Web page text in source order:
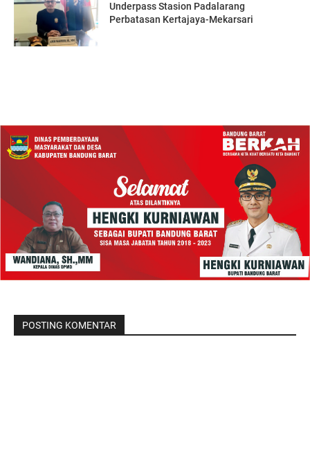
Underpass Stasion Padalarang
Perbatasan Kertajaya-Mekarsari
POSTING KOMENTAR